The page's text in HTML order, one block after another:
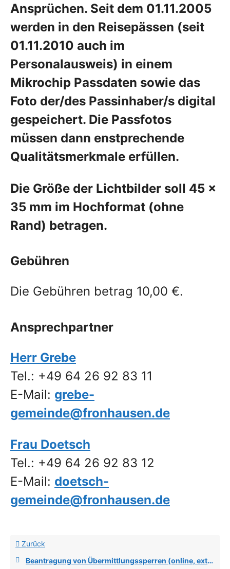
Ansprüchen. Seit dem 01.11.2005
werden in den Reisepässen (seit
01.11.2010 auch im
Personalausweis) in einem
Mikrochip Passdaten sowie das
Foto der/des Passinhaber/s digital
gespeichert. Die Passfotos
müssen dann enstprechende
Qualitätsmerkmale erfüllen.
Die Größe der Lichtbilder soll 45 x
35 mm im Hochformat (ohne
Rand) betragen.
Gebühren
Die Gebühren betrag 10,00 €.
Ansprechpartner
Herr Grebe
Tel.: +49 64 26 92 83 11
E-Mail: grebe-
gemeinde@fronhausen.de
Frau Doetsch
Tel.: +49 64 26 92 83 12
E-Mail: doetsch-
gemeinde@fronhausen.de
Zurück
Beantragung von Übermittlungssperren (online, extern)